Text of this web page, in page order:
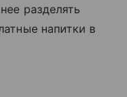
разделять
напитки в